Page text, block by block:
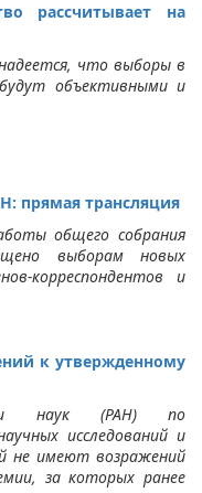
рассчитывает на
что выборы в
объективными и
прямая трансляция
общего собрания
выборам новых
корреспондентов и
к утвержденному
наук (РАН) по
исследований и
не имеют возражений
за которых ранее